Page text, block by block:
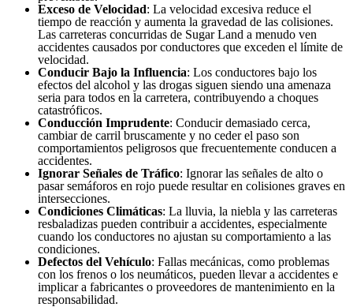
Exceso de Velocidad: La velocidad excesiva reduce el
tiempo de reacción y aumenta la gravedad de las colisiones.
Las carreteras concurridas de Sugar Land a menudo ven
accidentes causados por conductores que exceden el límite de
velocidad.
Conducir Bajo la Influencia: Los conductores bajo los
efectos del alcohol y las drogas siguen siendo una amenaza
seria para todos en la carretera, contribuyendo a choques
catastróficos.
Conducción Imprudente: Conducir demasiado cerca,
cambiar de carril bruscamente y no ceder el paso son
comportamientos peligrosos que frecuentemente conducen a
accidentes.
Ignorar Señales de Tráfico: Ignorar las señales de alto o
pasar semáforos en rojo puede resultar en colisiones graves en
intersecciones.
Condiciones Climáticas: La lluvia, la niebla y las carreteras
resbaladizas pueden contribuir a accidentes, especialmente
cuando los conductores no ajustan su comportamiento a las
condiciones.
Defectos del Vehículo: Fallas mecánicas, como problemas
con los frenos o los neumáticos, pueden llevar a accidentes e
implicar a fabricantes o proveedores de mantenimiento en la
responsabilidad.